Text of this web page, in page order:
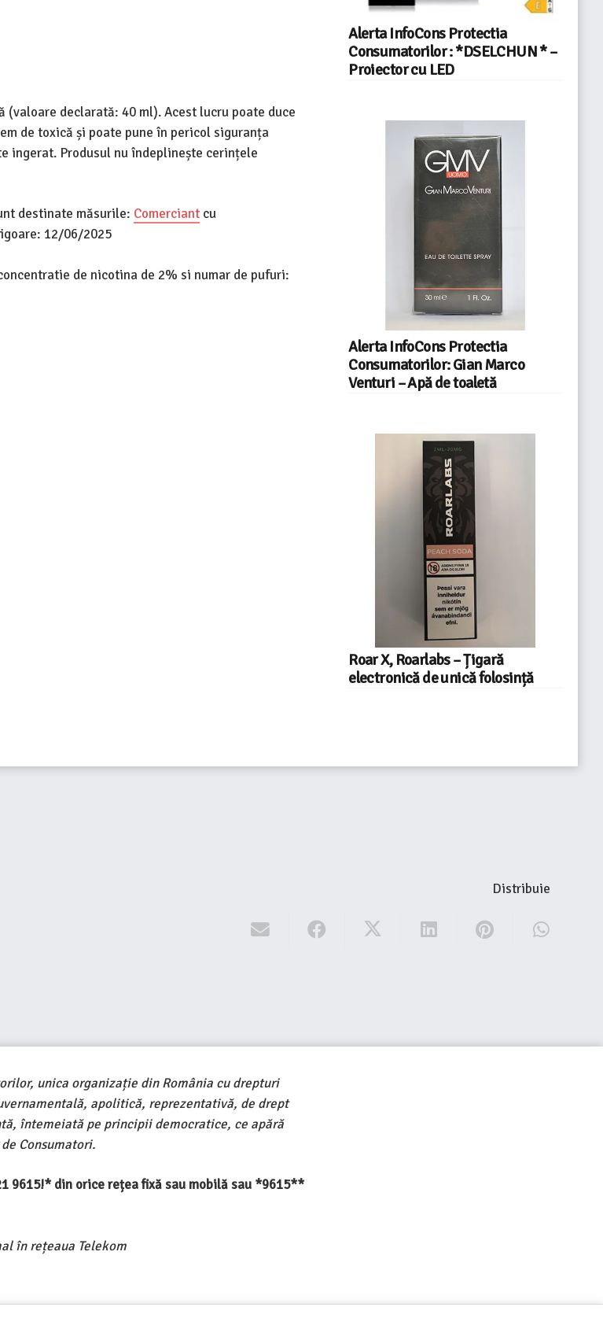
declarată: 40 ml). Acest lucru poate duce
de toxică și poate pune în pericol siguranța
ingerat. Produsul nu îndeplinește cerințele
destinate măsurile: Comerciant cu
12/06/2025
de nicotina de 2% si numar de pufuri:
Alerta InfoCons Protectia
Consumatorilor : *DSELCHUN * –
Proiector cu LED
Alerta InfoCons Protectia
Consumatorilor: Gian Marco
Venturi – Apă de toaletă
Roar X, Roarlabs – Țigară
electronică de unică folosință
Distribuie
unica organizație din România cu drepturi
apolitică, reprezentativă, de drept
întemeiată pe principii democratice, ce apără
Consumatori.
9615!* din orice rețea fixă sau mobilă sau *9615**
în rețeaua Telekom